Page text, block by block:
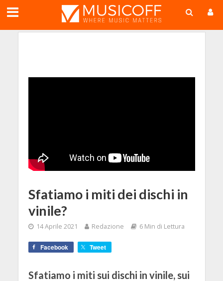
Sfatiamo i miti dei dischi in
vinile?
14 Aprile 2021 Redazione 6 Min di Lettura
Facebook Tweet
Sfatiamo i miti sui dischi in vinile, sui